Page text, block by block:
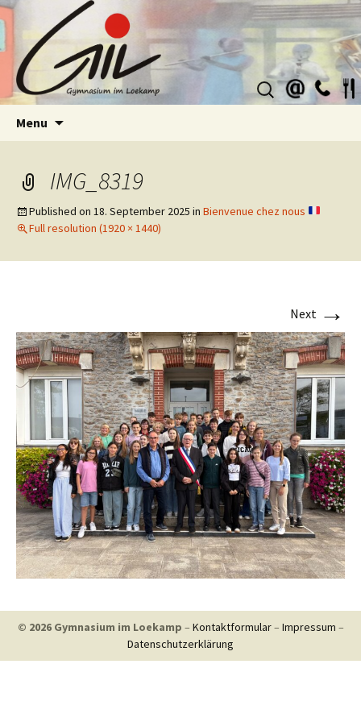
Suchen
nach:
Menu
IMG_8319
Published on 18. September 2025 in Bienvenue chez nous
Full resolution (1920 × 1440)
Next →
© 2026 Gymnasium im Loekamp – Kontaktformular– Impressum –
Datenschutzerklärung